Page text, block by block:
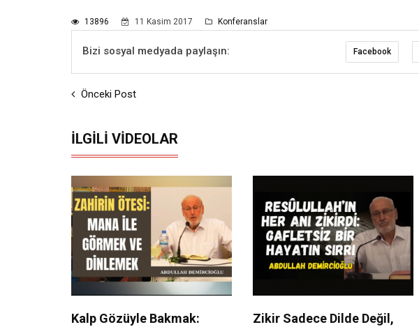
13896 11 Kasim 2017 Konferanslar
Bizi sosyal medyada paylaşın: Facebook
Önceki Post
İLGILI VIDEOLAR
Kalp Gözüyle Bakmak:
Zikir Sadece Dilde Değil,